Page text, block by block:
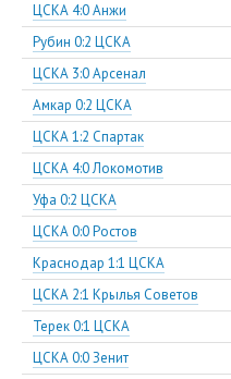
ЦСКА 4:0 Анжи
Рубин 0:2 ЦСКА
ЦСКА 3:0 Арсенал
Амкар 0:2 ЦСКА
ЦСКА 1:2 Спартак
ЦСКА 4:0 Локомотив
Уфа 0:2 ЦСКА
ЦСКА 0:0 Ростов
Краснодар 1:1 ЦСКА
ЦСКА 2:1 Крылья Советов
Терек 0:1 ЦСКА
ЦСКА 0:0 Зенит